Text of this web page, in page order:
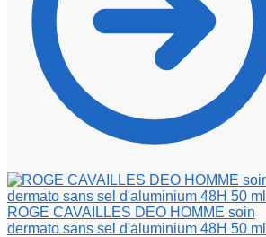
ROGE CAVAILLES DEO HOMME soin
dermato sans sel d'aluminium 48H 50 ml